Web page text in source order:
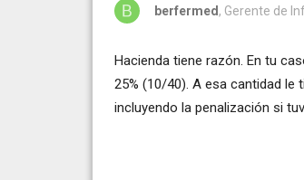
berfermed , Gerente de
Hacienda tiene razón. En tu
25% (10/40). A esa cantidad le
incluyendo la penalización si